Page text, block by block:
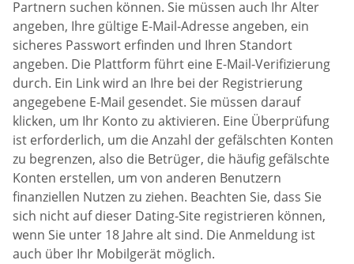
Partnern suchen können. Sie müssen auch Ihr Alter
angeben, Ihre gültige E-Mail-Adresse angeben, ein
sicheres Passwort erfinden und Ihren Standort
angeben. Die Plattform führt eine E-Mail-Verifizierung
durch. Ein Link wird an Ihre bei der Registrierung
angegebene E-Mail gesendet. Sie müssen darauf
klicken, um Ihr Konto zu aktivieren. Eine Überprüfung
ist erforderlich, um die Anzahl der gefälschten Konten
zu begrenzen, also die Betrüger, die häufig gefälschte
Konten erstellen, um von anderen Benutzern
finanziellen Nutzen zu ziehen. Beachten Sie, dass Sie
sich nicht auf dieser Dating-Site registrieren können,
wenn Sie unter 18 Jahre alt sind. Die Anmeldung ist
auch über Ihr Mobilgerät möglich.